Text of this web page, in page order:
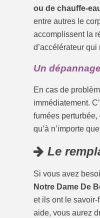
ou de chauffe-
entre autres le
accomplissent la
d’accélérateur
Un
En cas de
immédiatement.
fumées perturbée,
qu’à n’importe
Le
Si vous avez
Notre Dame De
et ils ont le
aide, vous aurez